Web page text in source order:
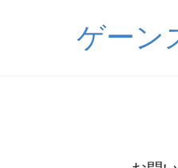
ゲーン